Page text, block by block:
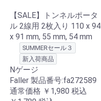
【SALE】トンネルポータ
ル 2線用 2枚入り 110 x 94
x 91 mm, 55 mm, 54 mm
SUMMERセール３
新入荷商品
Nゲージ
Faller 製品番号:fa272589
通常価格 ￥1,980 税込